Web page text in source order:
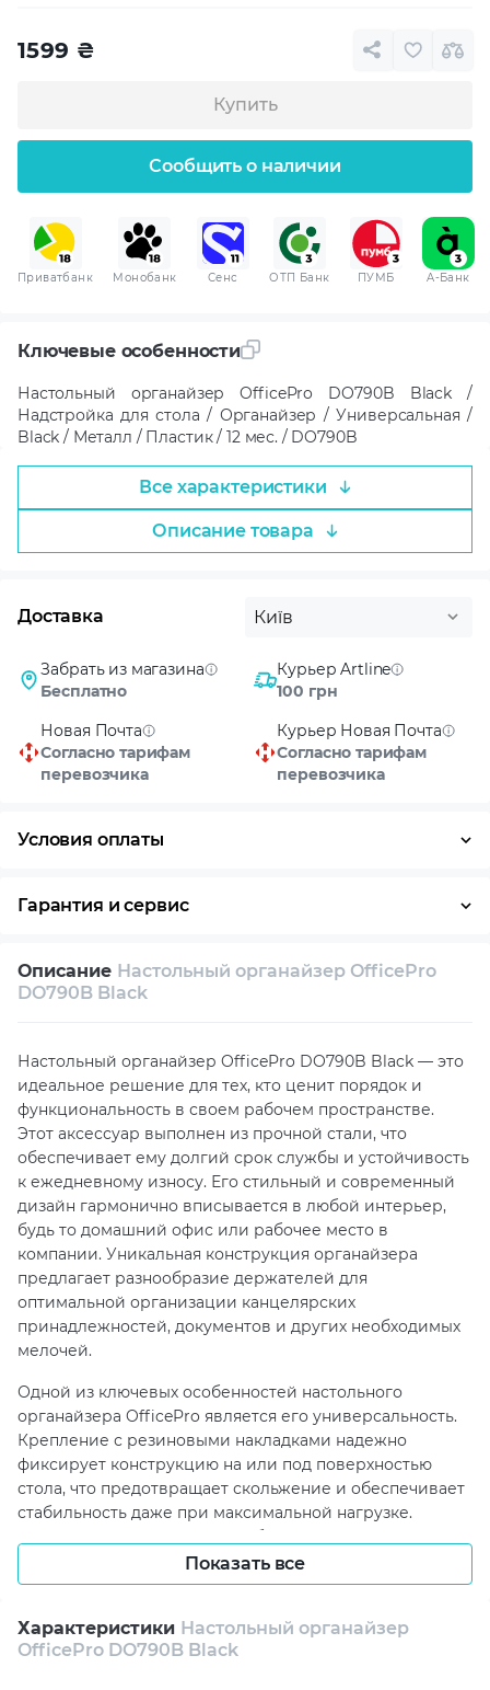
1599 ₴
Купить
Сообщить о наличии
Приватбанк Монобанк Сенс ОТП Банк ПУМБ A-Банк
Ключевые особенности
Настольный органайзер OfficePro DO790B Black /
Надстройка для стола / Органайзер / Универсальная /
Black / Металл / Пластик / 12 мес. / DO790B
Все характеристики
Описание товара
Доставка Київ
Забрать из магазина
Бесплатно
Курьер Artline
100 грн
Новая Почта
Согласно тарифам
перевозчика
Курьер Новая Почта
Согласно тарифам
перевозчика
Условия оплаты
Гарантия и сервис
Собственный сервисный центр
Описание Настольный органайзер OfficePro
DO790B Black
Настольный органайзер OfficePro DO790B Black — это
идеальное решение для тех, кто ценит порядок и
функциональность в своем рабочем пространстве.
Этот аксессуар выполнен из прочной стали, что
обеспечивает ему долгий срок службы и устойчивость
к ежедневному износу. Его стильный и современный
дизайн гармонично вписывается в любой интерьер,
будь то домашний офис или рабочее место в
компании. Уникальная конструкция органайзера
предлагает разнообразие держателей для
оптимальной организации канцелярских
принадлежностей, документов и других необходимых
мелочей.
Одной из ключевых особенностей настольного
органайзера OfficePro является его универсальность.
Крепление с резиновыми накладками надежно
фиксирует конструкцию на или под поверхностью
стола, что предотвращает скольжение и обеспечивает
стабильность даже при максимальной нагрузке.
Благодаря этому, вы можете быть уверены, что все
ваши вещи останутся на своих местах, а рабочее
пространство будет выглядеть аккуратно и
320 мм x 32 мм — делают его достаточно компактным,
чтобы не занимать лишнее место, но при этом
Показать все
Характеристики Настольный органайзер
OfficePro DO790B Black